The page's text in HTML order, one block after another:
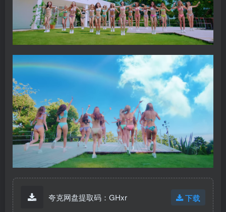
夸克网盘提取码：GHxr 下载